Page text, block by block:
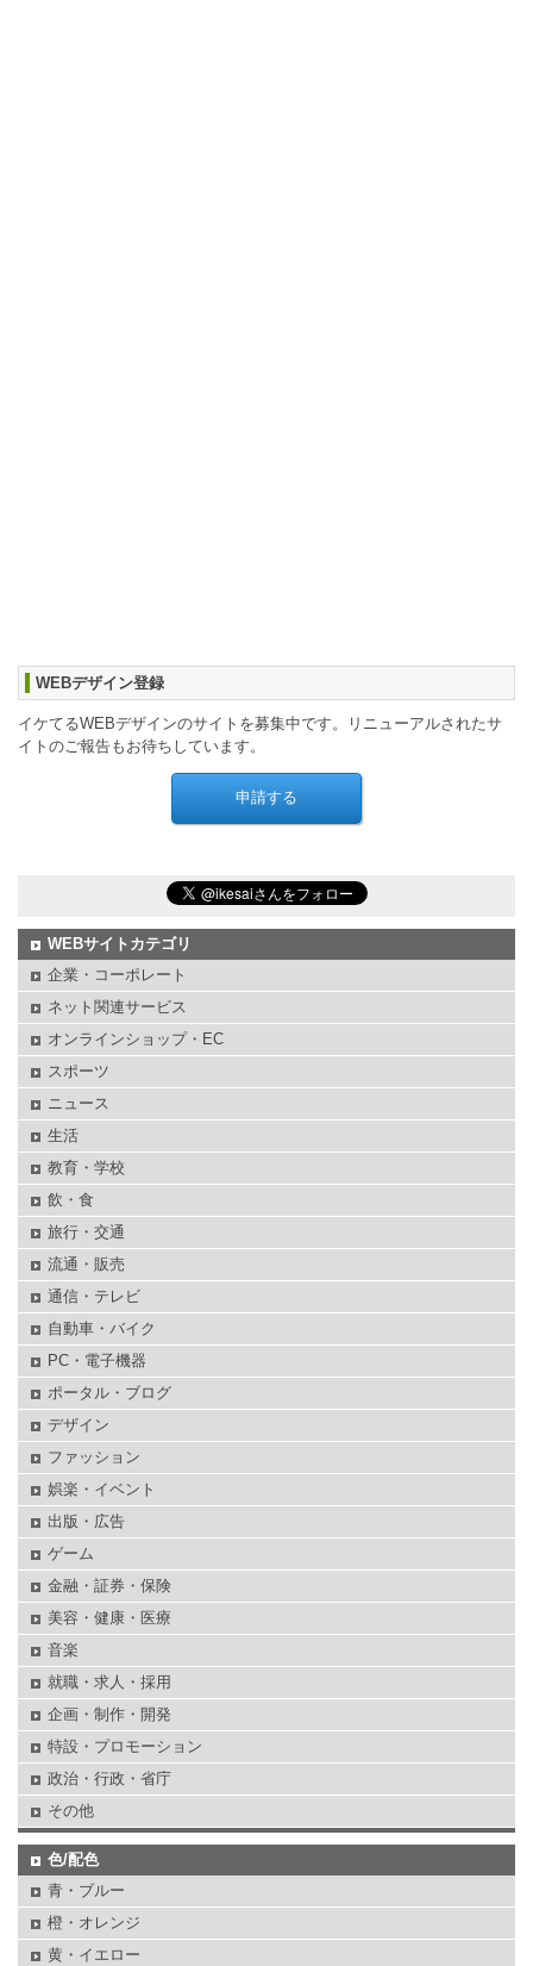
WEBデザイン登録
イケてるWEBデザインのサイトを募集中です。リニューアルされたサ
イトのご報告もお待ちしています。
WEBサイトカテゴリ
企業・コーポレート
ネット関連サービス
オンラインショップ・EC
スポーツ
ニュース
生活
教育・学校
飲・食
旅行・交通
流通・販売
通信・テレビ
自動車・バイク
PC・電子機器
ポータル・ブログ
デザイン
ファッション
娯楽・イベント
出版・広告
ゲーム
金融・証券・保険
美容・健康・医療
音楽
就職・求人・採用
企画・制作・開発
特設・プロモーション
政治・行政・省庁
その他
色/配色
青・ブルー
橙・オレンジ
黄・イエロー